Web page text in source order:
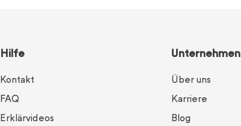
Hilfe
Kontakt
FAQ
Erklärvideos
Unternehmen
Über uns
Karriere
Blog